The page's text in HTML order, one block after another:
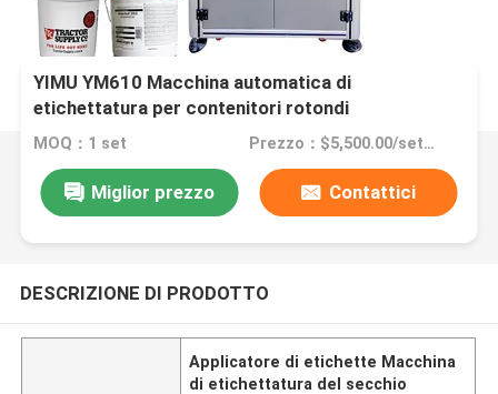
YIMU YM610 Macchina automatica di
etichettatura per contenitori rotondi
MOQ：1 set Prezzo：$5,500.00/sets 1-2 sets
Miglior prezzo Contattici
DESCRIZIONE DI PRODOTTO
Applicatore di etichette Macchina
di etichettatura del secchio